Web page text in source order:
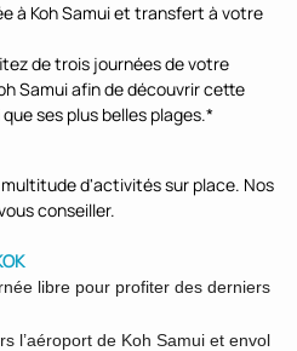
à Koh Samui et transfert à votre
de trois journées de votre
Samui afin de découvrir cette
ses plus belles plages.*
d'activités sur place. Nos
conseiller.
libre pour profiter des derniers
l’aéroport de Koh Samui et envol